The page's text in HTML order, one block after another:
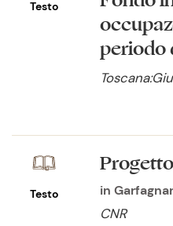
Testo
periodo
Testo in
CNR